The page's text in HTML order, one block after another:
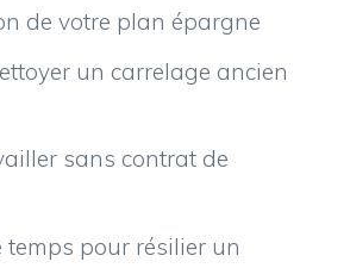
de votre plan épargne
un carrelage ancien
sans contrat de
temps pour résilier un